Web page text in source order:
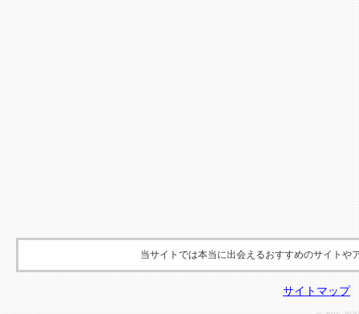
当サイトでは本当に出会えるおすすめのサイト
サイトマップ